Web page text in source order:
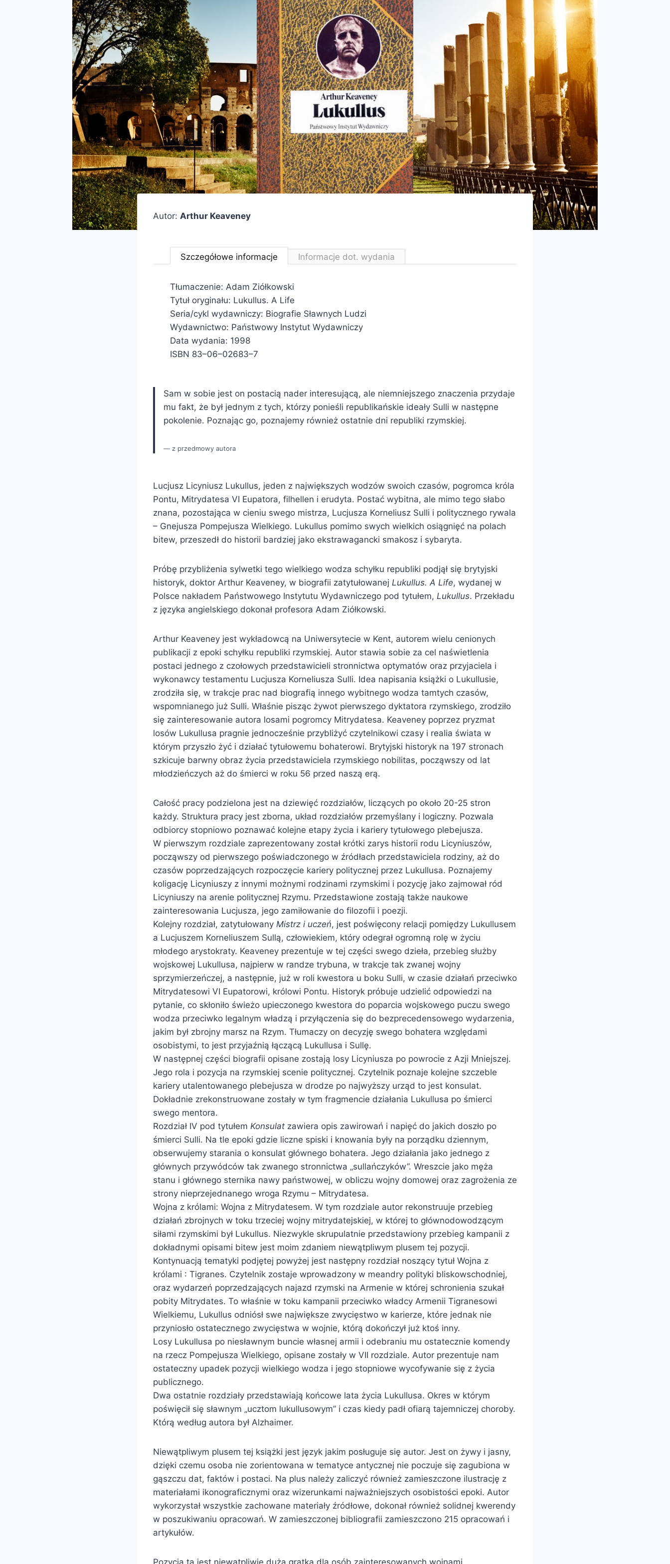
Autor: Arthur Keaveney
Szczegółowe informacje Informacje dot. wydania
Tłumaczenie: Adam Ziółkowski
Tytuł oryginału: Lukullus. A Life
Seria/cykl wydawniczy: Biografie Sławnych Ludzi
Wydawnictwo: Państwowy Instytut Wydawniczy
Data wydania: 1998
ISBN 83–06–02683–7
Sam w sobie jest on postacią nader interesującą, ale niemniejszego znaczenia przydaje
mu fakt, że był jednym z tych, którzy ponieśli republikańskie ideały Sulli w następne
pokolenie. Poznając go, poznajemy również ostatnie dni republiki rzymskiej.
z przedmowy autora
Lucjusz Licyniusz Lukullus, jeden z największych wodzów swoich czasów, pogromca króla
Pontu, Mitrydatesa VI Eupatora, filhellen i erudyta. Postać wybitna, ale mimo tego słabo
znana, pozostająca w cieniu swego mistrza, Lucjusza Korneliusz Sulli i politycznego rywala
– Gnejusza Pompejusza Wielkiego. Lukullus pomimo swych wielkich osiągnięć na polach
bitew, przeszedł do historii bardziej jako ekstrawagancki smakosz i sybaryta.
Próbę przybliżenia sylwetki tego wielkiego wodza schyłku republiki podjął się brytyjski
historyk, doktor Arthur Keaveney, w biografii zatytułowanej Lukullus. A Life, wydanej w
Polsce nakładem Państwowego Instytutu Wydawniczego pod tytułem, Lukullus. Przekładu
z języka angielskiego dokonał profesora Adam Ziółkowski.
Arthur Keaveney jest wykładowcą na Uniwersytecie w Kent, autorem wielu cenionych
publikacji z epoki schyłku republiki rzymskiej. Autor stawia sobie za cel naświetlenia
postaci jednego z czołowych przedstawicieli stronnictwa optymatów oraz przyjaciela i
wykonawcy testamentu Lucjusza Korneliusza Sulli. Idea napisania książki o Lukullusie,
zrodziła się, w trakcje prac nad biografią innego wybitnego wodza tamtych czasów,
wspomnianego już Sulli. Właśnie pisząc żywot pierwszego dyktatora rzymskiego, zrodziło
się zainteresowanie autora losami pogromcy Mitrydatesa. Keaveney poprzez pryzmat
losów Lukullusa pragnie jednocześnie przybliżyć czytelnikowi czasy i realia świata w
którym przyszło żyć i działać tytułowemu bohaterowi. Brytyjski historyk na 197 stronach
szkicuje barwny obraz życia przedstawiciela rzymskiego nobilitas, począwszy od lat
młodzieńczych aż do śmierci w roku 56 przed naszą erą.
Całość pracy podzielona jest na dziewięć rozdziałów, liczących po około 20-25 stron
każdy. Struktura pracy jest zborna, układ rozdziałów przemyślany i logiczny. Pozwala
odbiorcy stopniowo poznawać kolejne etapy życia i kariery tytułowego plebejusza.
W pierwszym rozdziale zaprezentowany został krótki zarys historii rodu Licyniuszów,
począwszy od pierwszego poświadczonego w źródłach przedstawiciela rodziny, aż do
czasów poprzedzających rozpoczęcie kariery politycznej przez Lukullusa. Poznajemy
koligację Licyniuszy z innymi możnymi rodzinami rzymskimi i pozycję jako zajmował ród
Licyniuszy na arenie politycznej Rzymu. Przedstawione zostają także naukowe
zainteresowania Lucjusza, jego zamiłowanie do filozofii i poezji.
Kolejny rozdział, zatytułowany Mistrz i uczeń, jest poświęcony relacji pomiędzy Lukullusem
a Lucjuszem Korneliuszem Sullą, człowiekiem, który odegrał ogromną rolę w życiu
młodego arystokraty. Keaveney prezentuje w tej części swego dzieła, przebieg służby
wojskowej Lukullusa, najpierw w randze trybuna, w trakcje tak zwanej wojny
sprzymierzeńczej, a następnie, już w roli kwestora u boku Sulli, w czasie działań przeciwko
Mitrydatesowi VI Eupatorowi, królowi Pontu. Historyk próbuje udzielić odpowiedzi na
pytanie, co skłoniło świeżo upieczonego kwestora do poparcia wojskowego puczu swego
wodza przeciwko legalnym władzą i przyłączenia się do bezprecedensowego wydarzenia,
jakim był zbrojny marsz na Rzym. Tłumaczy on decyzję swego bohatera względami
osobistymi, to jest przyjaźnią łączącą Lukullusa i Sullę.
W następnej części biografii opisane zostają losy Licyniusza po powrocie z Azji Mniejszej.
Jego rola i pozycja na rzymskiej scenie politycznej. Czytelnik poznaje kolejne szczeble
kariery utalentowanego plebejusza w drodze po najwyższy urząd to jest konsulat.
Dokładnie zrekonstruowane zostały w tym fragmencie działania Lukullusa po śmierci
swego mentora.
Rozdział IV pod tytułem Konsulat zawiera opis zawirowań i napięć do jakich doszło po
śmierci Sulli. Na tle epoki gdzie liczne spiski i knowania były na porządku dziennym,
obserwujemy starania o konsulat głównego bohatera. Jego działania jako jednego z
głównych przywódców tak zwanego stronnictwa „sullańczyków”. Wreszcie jako męża
stanu i głównego sternika nawy państwowej, w obliczu wojny domowej oraz zagrożenia ze
strony nieprzejednanego wroga Rzymu – Mitrydatesa.
Wojna z królami: Wojna z Mitrydatesem. W tym rozdziale autor rekonstruuje przebieg
działań zbrojnych w toku trzeciej wojny mitrydatejskiej, w której to głównodowodzącym
siłami rzymskimi był Lukullus. Niezwykle skrupulatnie przedstawiony przebieg kampanii z
dokładnymi opisami bitew jest moim zdaniem niewątpliwym plusem tej pozycji.
Kontynuacją tematyki podjętej powyżej jest następny rozdział noszący tytuł Wojna z
królami : Tigranes. Czytelnik zostaje wprowadzony w meandry polityki bliskowschodniej,
oraz wydarzeń poprzedzających najazd rzymski na Armenie w której schronienia szukał
pobity Mitrydates. To właśnie w toku kampanii przeciwko władcy Armenii Tigranesowi
Wielkiemu, Lukullus odniósł swe największe zwycięstwo w karierze, które jednak nie
przyniosło ostatecznego zwycięstwa w wojnie, którą dokończył już ktoś inny.
Losy Lukullusa po niesławnym buncie własnej armii i odebraniu mu ostatecznie komendy
na rzecz Pompejusza Wielkiego, opisane zostały w VII rozdziale. Autor prezentuje nam
ostateczny upadek pozycji wielkiego wodza i jego stopniowe wycofywanie się z życia
publicznego.
Dwa ostatnie rozdziały przedstawiają końcowe lata życia Lukullusa. Okres w którym
poświęcił się sławnym „ucztom lukullusowym” i czas kiedy padł ofiarą tajemniczej choroby.
Którą według autora był Alzhaimer.
Niewątpliwym plusem tej książki jest język jakim posługuje się autor. Jest on żywy i jasny,
dzięki czemu osoba nie zorientowana w tematyce antycznej nie poczuje się zagubiona w
gąszczu dat, faktów i postaci. Na plus należy zaliczyć również zamieszczone ilustrację z
materiałami ikonograficznymi oraz wizerunkami najważniejszych osobistości epoki. Autor
wykorzystał wszystkie zachowane materiały źródłowe, dokonał również solidnej kwerendy
w poszukiwaniu opracowań. W zamieszczonej bibliografii zamieszczono 215 opracowań i
artykułów.